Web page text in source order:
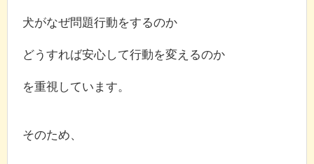
犬がなぜ問題行動をするのか
どうすれば安心して行動を変えるのか
を重視しています。
そのため、